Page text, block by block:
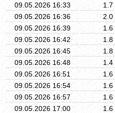
09.05.2026 16:33
1.7
09.05.2026 16:36
2.0
09.05.2026 16:39
1.6
09.05.2026 16:42
1.8
09.05.2026 16:45
1.8
09.05.2026 16:48
1.4
09.05.2026 16:51
1.6
09.05.2026 16:54
1.6
09.05.2026 16:57
1.6
09.05.2026 17:00
1.6